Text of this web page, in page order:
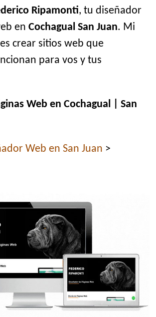
Ripamonti, tu diseñador
enCochagual San Juan. Mi
crear sitios web que
para vos y tus
Web en Cochagual | San
Web en San Juan >